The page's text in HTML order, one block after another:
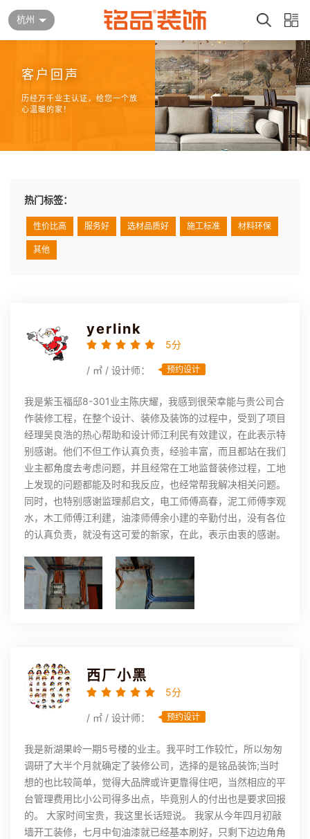
杭州
客户回声
历经万千业主认证，给您一个放
心温暖的家！
热门标签：
性价比高 服务好 选材品质好 施工标准 材料环保
其他
yerlink
5分
/ ㎡ / 设计师： 预约设计
我是紫玉福邸8-301业主陈庆耀，我感到很荣幸能与贵公司合
作装修工程，在整个设计、装修及装饰的过程中，受到了项目
经理吴良浩的热心帮助和设计师江利民有效建议，在此表示特
别感谢。他们不但工作认真负责，经验丰富，而且都站在我们
业主都角度去考虑问题，并且经常在工地监督装修过程，工地
上发现的问题都能及时和我反应，也经常帮我解决相关问题。
同时，也特别感谢监理郝启文，电工师傅高春，泥工师傅李观
水，木工师傅江利建，油漆师傅余小建的辛勤付出，没有各位
的认真负责，就没有这可爱的新家，在此，表示由衷的感谢。
西厂小黑
5分
/ ㎡ / 设计师： 预约设计
我是新湖果岭一期5号楼的业主。我平时工作较忙，所以匆匆
调研了大半个月就确定了装修公司，选择的是铭品装饰;当时
想的也比较简单，觉得大品牌或许更靠得住吧，当然相应的平
台管理费用比小公司得多出点，毕竟别人的付出也是要求回报
的。 大家时间宝贵，我这里长话短说。 我家从今年四月初敲
墙开工装修，七月中旬油漆就已经基本刷好，只剩下边边角角